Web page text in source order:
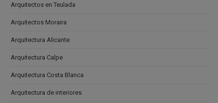
Arquitectos en Teulada
Arquitectos Moraira
Arquitectura Alicante
Arquitectura Calpe
Arquitectura Costa Blanca
Arquitectura de interiores